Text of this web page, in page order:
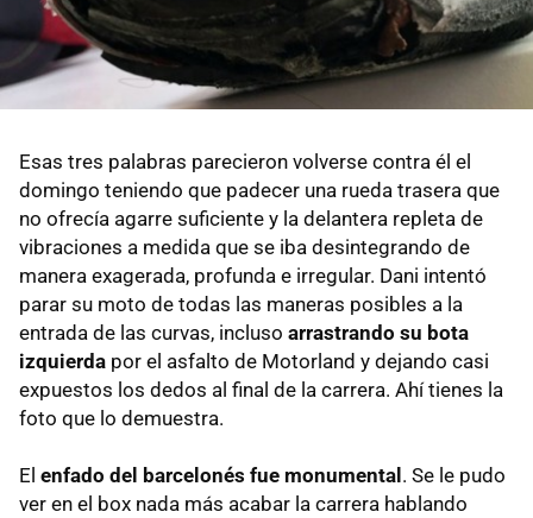
Esas tres palabras parecieron volverse contra él el
domingo teniendo que padecer una rueda trasera que
no ofrecía agarre suficiente y la delantera repleta de
vibraciones a medida que se iba desintegrando de
manera exagerada, profunda e irregular. Dani intentó
parar su moto de todas las maneras posibles a la
entrada de las curvas, incluso arrastrando su bota
izquierda por el asfalto de Motorland y dejando casi
expuestos los dedos al final de la carrera. Ahí tienes la
foto que lo demuestra.
El enfado del barcelonés fue monumental . Se le pudo
ver en el box nada más acabar la carrera hablando